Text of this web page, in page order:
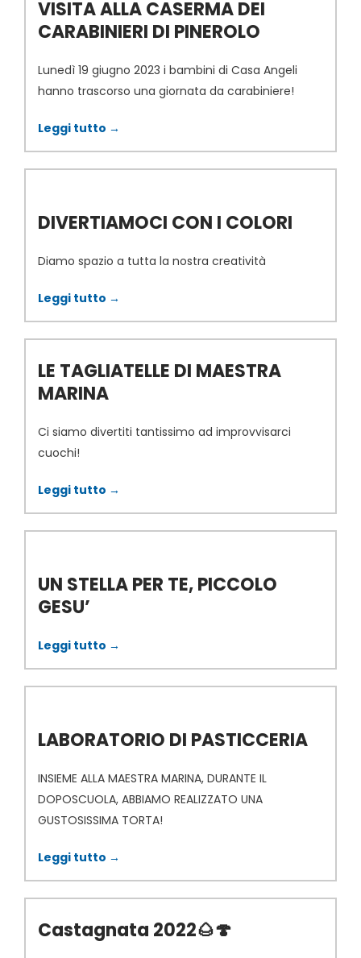
VISITA ALLA CASERMA DEI
CARABINIERI DI PINEROLO
Lunedì 19 giugno 2023 i bambini di Casa Angeli
hanno trascorso una giornata da carabiniere!
Leggi tutto →
DIVERTIAMOCI CON I COLORI
Diamo spazio a tutta la nostra creatività
Leggi tutto →
LE TAGLIATELLE DI MAESTRA
MARINA
Ci siamo divertiti tantissimo ad improvvisarci
cuochi!
Leggi tutto →
UN STELLA PER TE, PICCOLO
GESU’
Leggi tutto →
LABORATORIO DI PASTICCERIA
INSIEME ALLA MAESTRA MARINA, DURANTE IL
DOPOSCUOLA, ABBIAMO REALIZZATO UNA
GUSTOSISSIMA TORTA!
Leggi tutto →
Castagnata 2022🌰🍄